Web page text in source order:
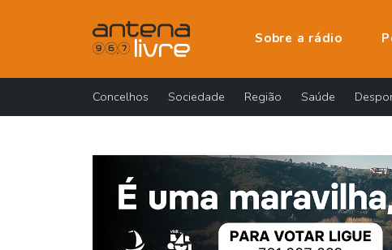
Sobre a rádio
Concelhos Sociedade Região Saúde